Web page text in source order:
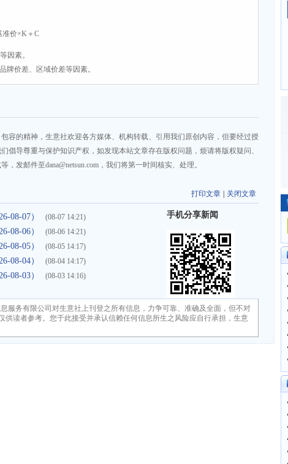
准价×K＋C
因素。
牌价差、区域价差等因素。
包容的精神，生意社欢迎各方媒体、机构转载、引用我们原创内容，但要经过授
倡导尊重与保护知识产权，如发现本站文章存在版权问题，烦请将版权疑问、
，发邮件至dana@netsun.com，我们将第一时间核实、处理。
打印文章 关闭文章
08-07） (08-07 14:21)
08-06） (08-06 14:21)
08-05） (08-05 14:17)
08-04） (08-04 14:17)
08-03） (08-03 14:16)
手机分享新闻
服务有限公司对生意社上刊登之所有信息，力争可靠、准确及全面，但不对
供读者参考。您于此接受并承认信赖任何信息所生之风险应自行承担，生意